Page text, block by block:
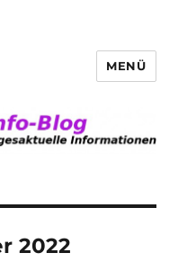
MENÜ
2022